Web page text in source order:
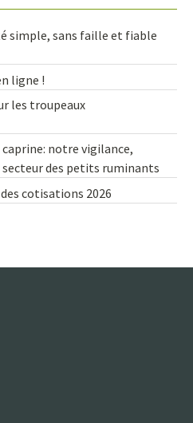
simple, sans faille et fiable
ligne !
les troupeaux
notre vigilance,
des petits ruminants
cotisations 2026